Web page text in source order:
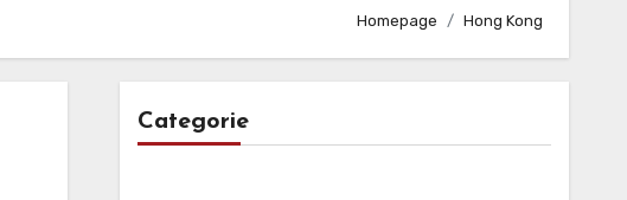
Homepage Hong Kong
Categorie